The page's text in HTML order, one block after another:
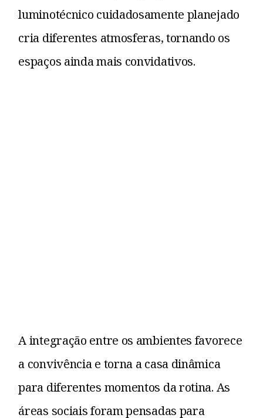
luminotécnico cuidadosamente planejado
cria diferentes atmosferas, tornando os
espaços ainda mais convidativos.
A integração entre os ambientes favorece
a convivência e torna a casa dinâmica
para diferentes momentos da rotina. As
áreas sociais foram pensadas para